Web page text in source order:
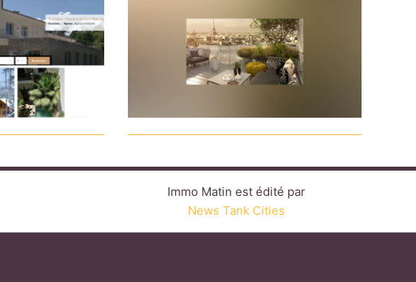
Immo Matin est édité par
News Tank Cities